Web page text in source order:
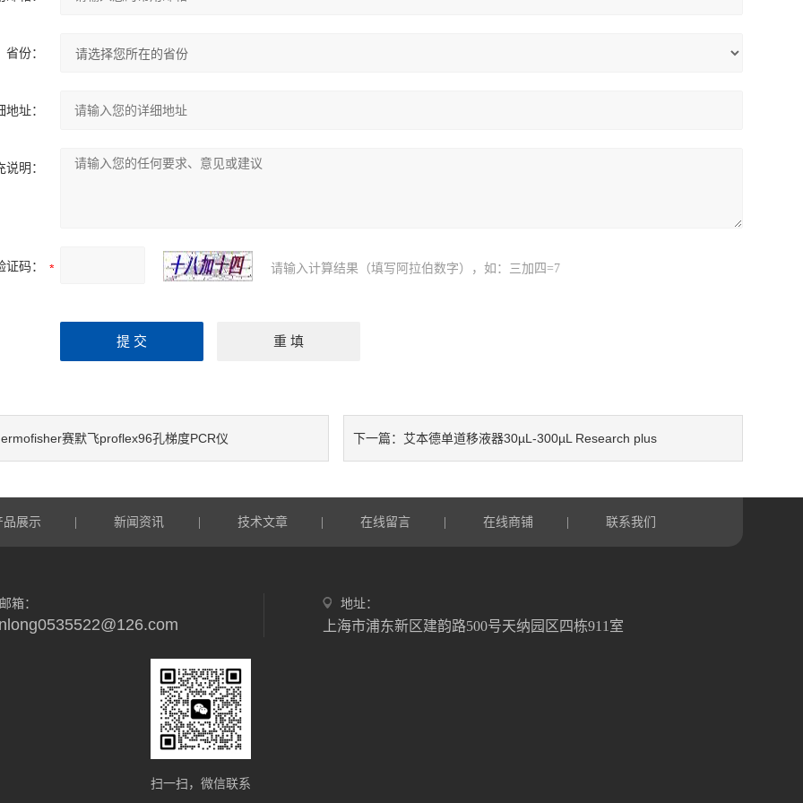
省份：
地址：
说明：
证码： 请输入计算结果（填写阿拉伯数字），如：三加四=7
赛默飞proflex96孔梯度PCR仪 下一篇： 艾本德单道移液器30µL-300µL Research plus
品展示 新闻资讯 技术文章 在线留言 在线商铺 联系我们
邮箱： 地址：
上海市浦东新区建韵路500号天纳园区四栋911室
扫一扫，微信联系